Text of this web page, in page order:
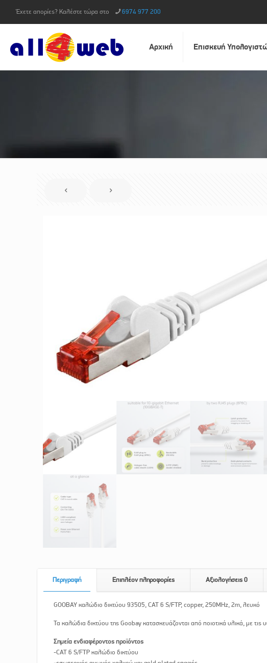
Έχετε απορίες? Καλέστε τώρα στο 6974 977 200
Αρχική Επισκευή
Περιγραφή Επιπλέον πληροφορίες Αξιολογήσεις 0
GOOBAY καλώδιο δικτύου 93505, CAT 6 S/FTP, copper, 250MHz, 2m, λευκό
Τα καλώδια δικτύου της Goobay κατασκευάζονται από ποιοτικά υλικά, με
Σημεία ενδιαφέροντος προϊόντος
-CAT 6 S/FTP καλώδιο δικτύου